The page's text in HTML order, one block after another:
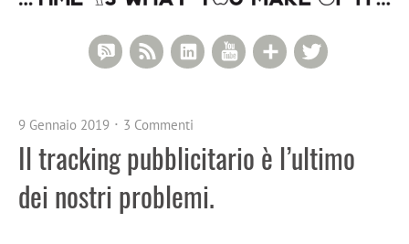
Google+
YouTube
LinkedIn
RSS Feed
RSS Comments
9 Gennaio 2019 3 Commenti
Il tracking pubblicitario è l’ultimo
dei nostri problemi.